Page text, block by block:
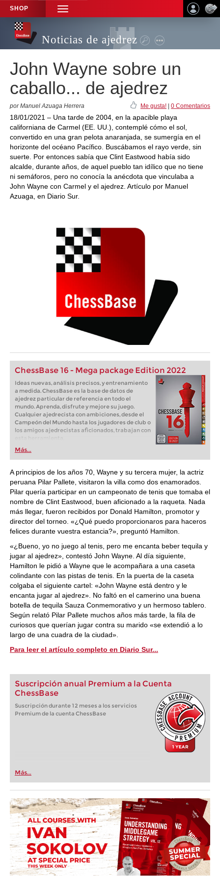
SHOP
TOGGLE
NAVIGATION
Noticias de ajedrez
John Wayne sobre un
caballo... de ajedrez
por Manuel Azuaga Herrera Me gusta! 0 Comentarios
18/01/2021 – Una tarde de 2004, en la apacible playa
californiana de Carmel (EE. UU.), contemplé cómo el sol,
convertido en una gran pelota anaranjada, se sumergía en el
horizonte del océano Pacífico. Buscábamos el rayo verde, sin
suerte. Por entonces sabía que Clint Eastwood había sido
alcalde, durante años, de aquel pueblo tan idílico que no tiene
ni semáforos, pero no conocía la anécdota que vinculaba a
John Wayne con Carmel y el ajedrez. Artículo por Manuel
Azuaga, en Diario Sur.
ChessBase 16 - Mega package Edition 2022
Ideas nuevas, análisis precisos, y entrenamiento
a medida. ChessBase es la base de datos de
ajedrez particular de referencia en todo el
mundo. Aprenda, disfrute y mejore su juego.
Cualquier ajedrecista con ambiciones, desde el
Campeón del Mundo hasta los jugadores de club o
los amigos ajedrecistas aficionados, trabajan con
Más...
A principios de los años 70, Wayne y su tercera mujer, la actriz
peruana Pilar Pallete, visitaron la villa como dos enamorados.
Pilar quería participar en un campeonato de tenis que tomaba el
nombre de Clint Eastwood, buen aficionado a la raqueta. Nada
más llegar, fueron recibidos por Donald Hamilton, promotor y
director del torneo. «¿Qué puedo proporcionaros para haceros
felices durante vuestra estancia?», preguntó Hamilton.
«¿Bueno, yo no juego al tenis, pero me encanta beber tequila y
jugar al ajedrez», contestó John Wayne. Al día siguiente,
Hamilton le pidió a Wayne que le acompañara a una caseta
colindante con las pistas de tenis. En la puerta de la caseta
colgaba el siguiente cartel: «John Wayne está dentro y le
encanta jugar al ajedrez». No faltó en el camerino una buena
botella de tequila Sauza Conmemorativo y un hermoso tablero.
Según relató Pilar Pallete muchos años más tarde, la fila de
curiosos que querían jugar contra su marido «se extendió a lo
largo de una cuadra de la ciudad».
Para leer el artículo completo en Diario Sur...
Suscripción anual Premium a la Cuenta
ChessBase
Suscripción durante 12 meses a los servicios
Premium de la cuenta ChessBase
Más...